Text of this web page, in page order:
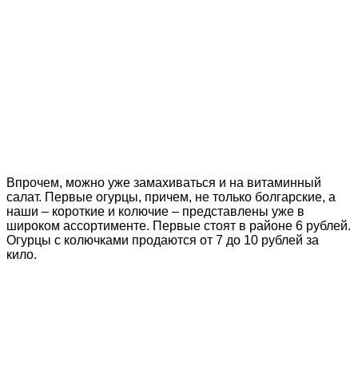
Впрочем, можно уже замахиваться и на витаминный
салат. Первые огурцы, причем, не только болгарские, а
наши – короткие и колючие – представлены уже в
широком ассортименте. Первые стоят в районе 6 рублей.
Огурцы с колючками продаются от 7 до 10 рублей за
кило.